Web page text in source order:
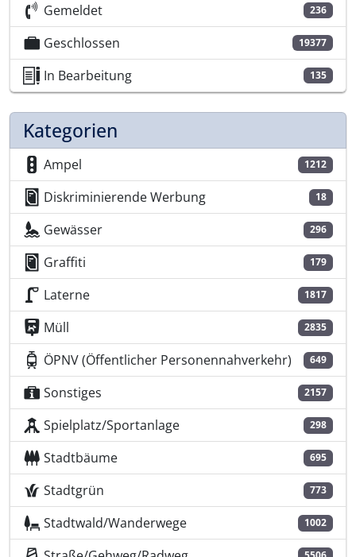
Gemeldet 236
Geschlossen 19377
In Bearbeitung 135
Kategorien
Ampel 1212
Diskriminierende Werbung 18
Gewässer 296
Graffiti 179
Laterne 1817
Müll 2835
ÖPNV (Öffentlicher Personennahverkehr) 649
Sonstiges 2157
Spielplatz/Sportanlage 298
Stadtbäume 695
Stadtgrün 773
Stadtwald/Wanderwege 1002